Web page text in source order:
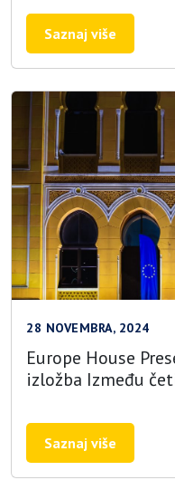
Saznaj više
28 NOVEMBRA, 2024
Europe House
izložba Između
Saznaj više